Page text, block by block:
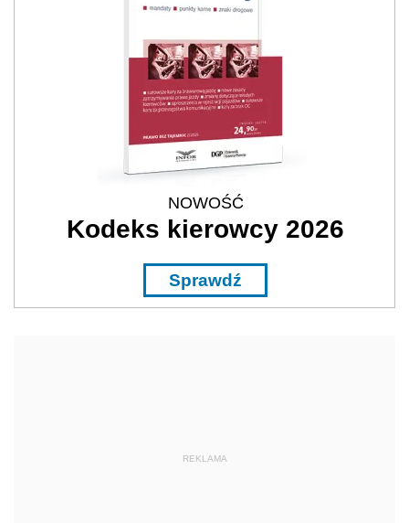
NOWOŚĆ
Kodeks kierowcy 2026
Sprawdź
REKLAMA